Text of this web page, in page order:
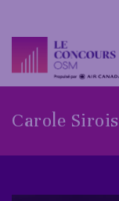
Carole Sirois